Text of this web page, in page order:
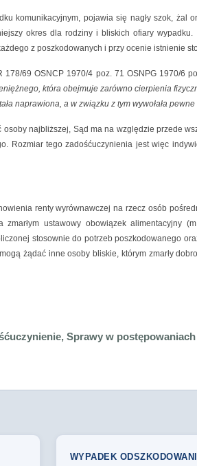
komunikacyjnym, pojawia się nagły szok,
okres dla rodziny i bliskich ofiary
z poszkodowanych i przy ocenie istnienie
69 OSNCP 1970/4 poz. 71 OSNPG 1970/6
która obejmuje zarówno cierpienia
naprawiona, a w związku z tym wywołała
najbliższej, Sąd ma na względzie przede
Rozmiar tego zadośćuczynienia jest więc
renty wyrównawczej na rzecz osób
ustawowy obowiązek alimentacyjny
stosownie do potrzeb poszkodowanego
żądać inne osoby bliskie, którym zmarły
Sprawy w
WYPADEK